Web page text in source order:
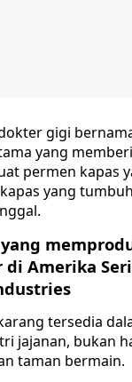
gigi
yang
permen kapas
yang
di Amerika
tersedia
jajanan, bukan
taman bermain.